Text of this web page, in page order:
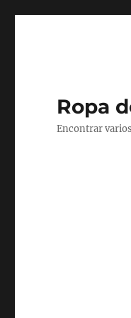
Ropa
Encontrar